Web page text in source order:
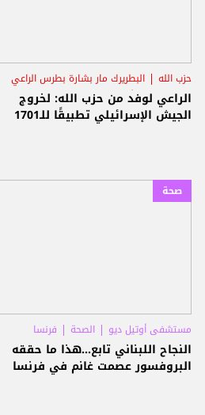
حزب الله
البطريرك مار بشارة بطرس الراعي
مستشفى أوتيل ديو
الراعي لوفد من حزب الله: لخروج
الجيش الإسرائيلي تطبيقًا للـ1701
صحة
مستشفى أوتيل ديو الصحة فرنسا
النجاح اللبناني تابع...هذا ما حققه
البروفسور عصمت غانم في فرنسا